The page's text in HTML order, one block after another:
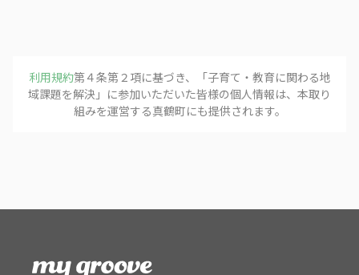
利用規約第４条第２項に基づき、「子育て・教育に関わる地
域課題を解決 」に参加いただいた皆様の個人情報は、本取り
組みを運営する真鶴町にも提供されます。